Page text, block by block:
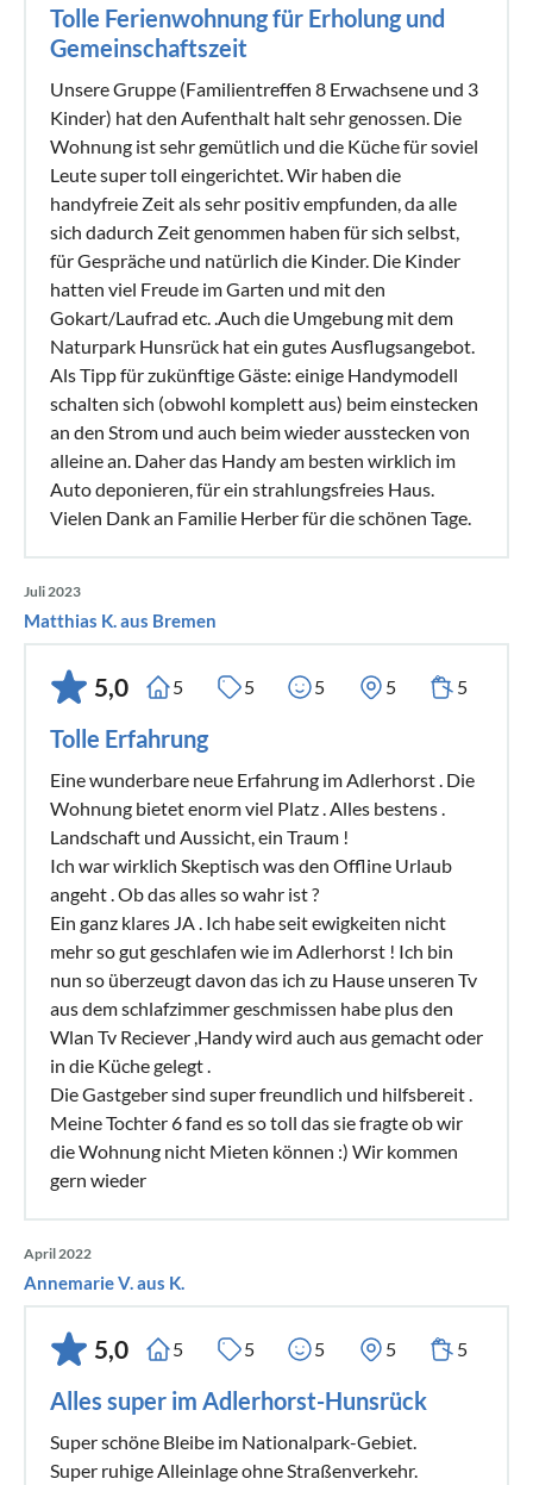
Tolle Ferienwohnung für Erholung und
Gemeinschaftszeit
Unsere Gruppe (Familientreffen 8 Erwachsene und 3
Kinder) hat den Aufenthalt halt sehr genossen. Die
Wohnung ist sehr gemütlich und die Küche für soviel
Leute super toll eingerichtet. Wir haben die
handyfreie Zeit als sehr positiv empfunden, da alle
sich dadurch Zeit genommen haben für sich selbst,
für Gespräche und natürlich die Kinder. Die Kinder
hatten viel Freude im Garten und mit den
Gokart/Laufrad etc. .Auch die Umgebung mit dem
Naturpark Hunsrück hat ein gutes Ausflugsangebot.
Als Tipp für zukünftige Gäste: einige Handymodell
schalten sich (obwohl komplett aus) beim einstecken
an den Strom und auch beim wieder ausstecken von
alleine an. Daher das Handy am besten wirklich im
Auto deponieren, für ein strahlungsfreies Haus.
Vielen Dank an Familie Herber für die schönen Tage.
Juli 2023
Matthias K. aus Bremen
5,0 5 5 5 5 5
Tolle Erfahrung
Eine wunderbare neue Erfahrung im Adlerhorst . Die
Wohnung bietet enorm viel Platz . Alles bestens .
Landschaft und Aussicht, ein Traum !
Ich war wirklich Skeptisch was den Offline Urlaub
angeht . Ob das alles so wahr ist ?
Ein ganz klares JA . Ich habe seit ewigkeiten nicht
mehr so gut geschlafen wie im Adlerhorst ! Ich bin
nun so überzeugt davon das ich zu Hause unseren Tv
aus dem schlafzimmer geschmissen habe plus den
Wlan Tv Reciever ,Handy wird auch aus gemacht oder
in die Küche gelegt .
Die Gastgeber sind super freundlich und hilfsbereit .
Meine Tochter 6 fand es so toll das sie fragte ob wir
die Wohnung nicht Mieten können :) Wir kommen
gern wieder
April 2022
Annemarie V. aus K.
5,0 5 5 5 5 5
Alles super im Adlerhorst-Hunsrück
Super schöne Bleibe im Nationalpark-Gebiet.
Super ruhige Alleinlage ohne Straßenverkehr.